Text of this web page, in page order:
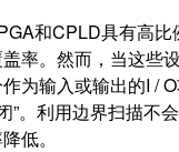
和CPLD具有高比
率。然而，当这些
为输入或输出的I /
”。利用边界扫描不
低。